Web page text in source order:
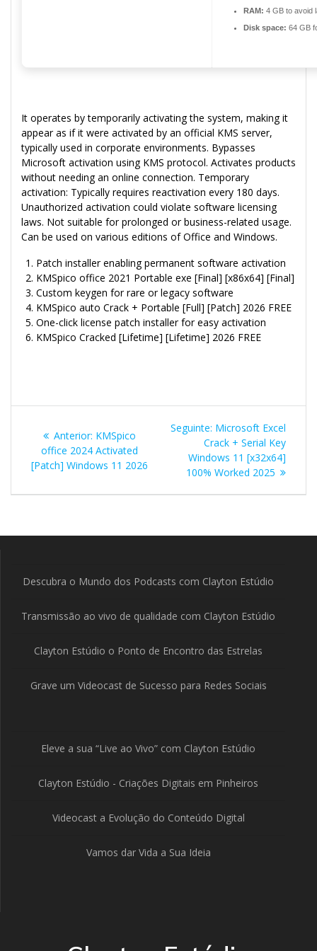
RAM: 4 GB to avoid
Disk space: 64 GB
It operates by temporarily activating the system, making it
appear as if it were activated by an official KMS server,
typically used in corporate environments. Bypasses
Microsoft activation using KMS protocol. Activates products
without needing an online connection. Temporary
activation: Typically requires reactivation every 180 days.
Unauthorized activation could violate software licensing
laws. Not suitable for prolonged or business-related usage.
Can be used on various editions of Office and Windows.
Patch installer enabling permanent software activation
KMSpico office 2021 Portable exe [Final] [x86x64] [Final]
Custom keygen for rare or legacy software
KMSpico auto Crack + Portable [Full] [Patch] 2026 FREE
One-click license patch installer for easy activation
KMSpico Cracked [Lifetime] [Lifetime] 2026 FREE
Post
Anterior: Post
anterior:
KMSpico
office 2024 Activated
[Patch] Windows 11 2026
Seguinte: Post
seguinte:
Microsoft Excel
Crack + Serial Key
Windows 11 [x32x64]
100% Worked 2025
Descubra o Mundo dos Podcasts com Clayton Estúdio
Transmissão ao vivo de qualidade com Clayton Estúdio
Clayton Estúdio o Ponto de Encontro das Estrelas
Grave um Videocast de Sucesso para Redes Sociais
Eleve a sua “Live ao Vivo” com Clayton Estúdio
Clayton Estúdio - Criações Digitais em Pinheiros
Videocast a Evolução do Conteúdo Digital
Vamos dar Vida a Sua Ideia